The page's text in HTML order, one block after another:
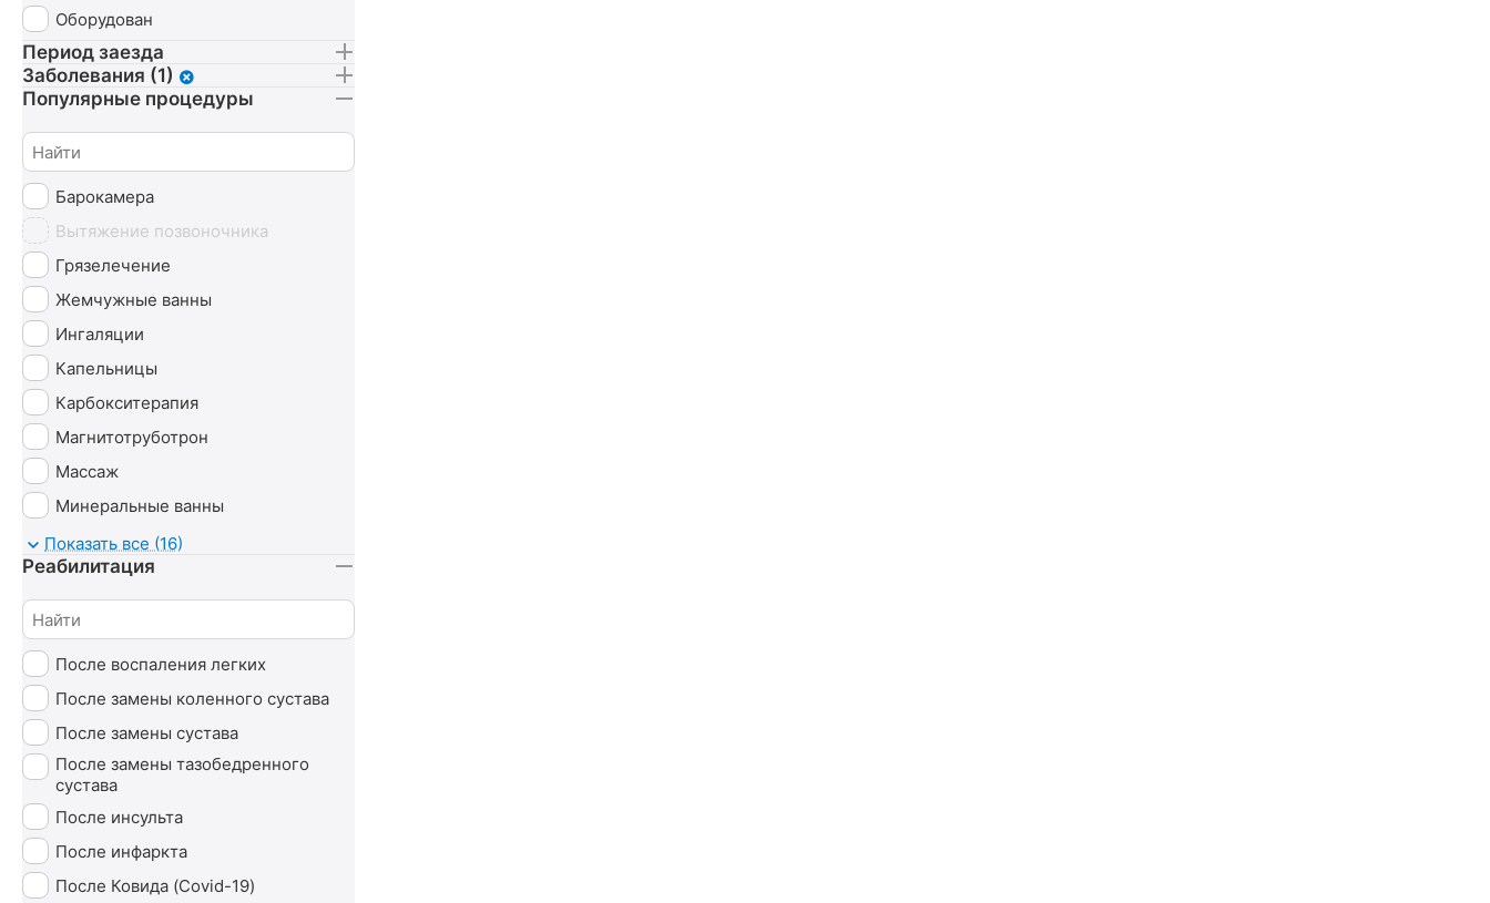
Оборудован
Период заезда
Заболевания (1)
Популярные процедуры
Барокамера
Вытяжение позвоночника
Грязелечение
Жемчужные ванны
Ингаляции
Капельницы
Карбокситерапия
Магнитотруботрон
Массаж
Минеральные ванны
Озонотерапия
Психотерапия
Сухие ванны (углекислые)
Ударно-волновая терапия (УВТ)
Без лечения
Показать все (16)
Реабилитация
После воспаления легких
После замены коленного сустава
После замены сустава
После замены тазобедренного
сустава
После инсульта
После инфаркта
После Ковида (Covid-19)